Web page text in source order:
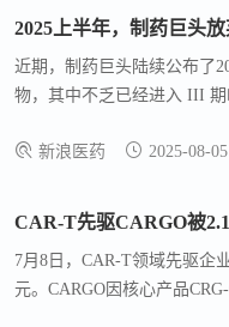
2025上半年，制药巨头
近期，制药巨头陆续公布了
物，其中不乏已经进入 III
新浪医药
2025-08-05
CAR-T先驱CARGO被
7月8日，CAR-T领域先驱企
元。CARGO因核心产品